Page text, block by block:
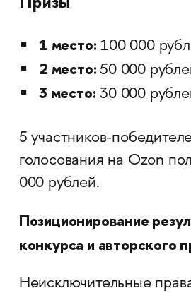
1 место: 100 000
2 место:50 000
3 место: 30 000
5 участников-
голосования на Ozon
000 рублей.
Позиционирование
конкурса и авторского
Неисключительные